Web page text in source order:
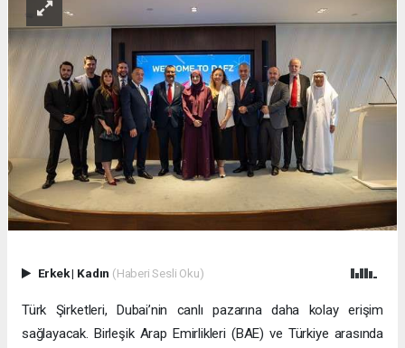
Erkek| Kadın (Haberi Sesli Oku)
Türk Şirketleri, Dubai’nin canlı pazarına daha kolay erişim
sağlayacak. Birleşik Arap Emirlikleri (BAE) ve Türkiye arasında